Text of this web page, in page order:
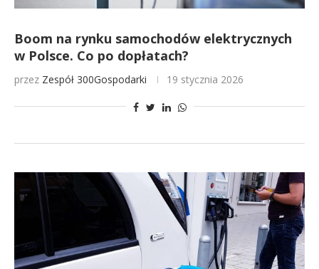
Boom na rynku samochodów elektrycznych
w Polsce. Co po dopłatach?
przez Zespół 300Gospodarki 19 stycznia 2026